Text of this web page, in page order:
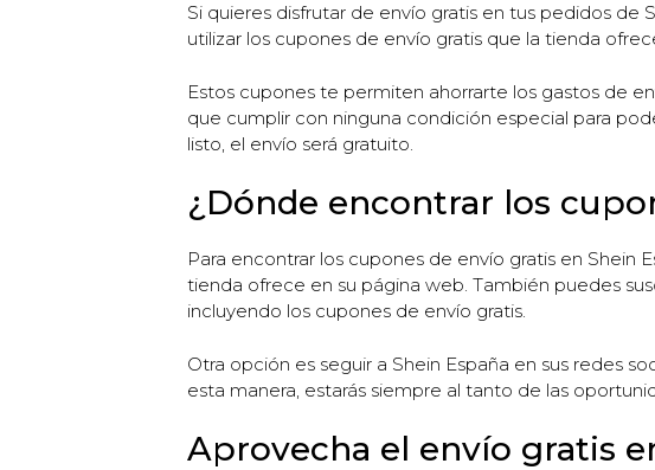
Si quieres disfrutar de envío gratis en tus pedidos de
utilizar los cupones de envío gratis que la tienda
Estos cupones te permiten ahorrarte los gastos de
que cumplir con ninguna condición especial para
listo, el envío será gratuito.
¿Dónde encontrar los
Para encontrar los cupones de envío gratis en
tienda ofrece en su página web. También puedes
incluyendo los cupones de envío gratis.
Otra opción es seguir a Shein España en sus redes
esta manera, estarás siempre al tanto de las
Aprovecha el envío gratis